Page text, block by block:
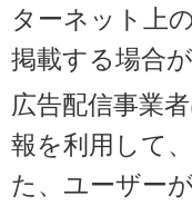
ターネット上
掲載する場合
広告配信事業
報を利用して
た、ユーザー